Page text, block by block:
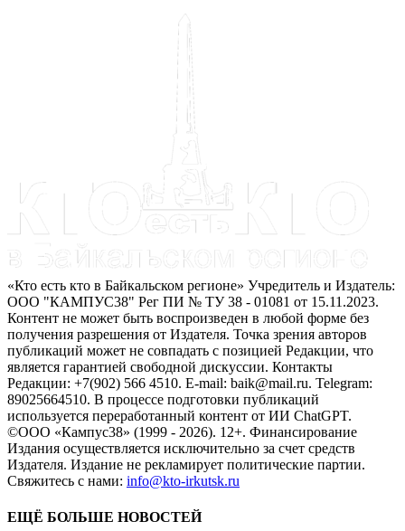
«Кто есть кто в Байкальском регионе» Учредитель и Издатель:
ООО "КАМПУС38" Рег ПИ № ТУ 38 - 01081 от 15.11.2023.
Контент не может быть воспроизведен в любой форме без
получения разрешения от Издателя. Точка зрения авторов
публикаций может не совпадать с позицией Редакции, что
является гарантией свободной дискуссии. Контакты
Редакции: +7(902) 566 4510. E-mail: baik@mail.ru. Telegram:
89025664510. В процессе подготовки публикаций
используется переработанный контент от ИИ ChatGPT.
©ООО «Кампус38» (1999 - 2026). 12+. Финансирование
Издания осуществляется исключительно за счет средств
Издателя. Издание не рекламирует политические партии.
Свяжитесь с нами: info@kto-irkutsk.ru
ЕЩЁ БОЛЬШЕ НОВОСТЕЙ